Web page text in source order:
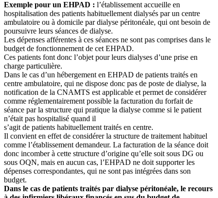
Exemple pour un EHPAD : l’établissement accueille en
hospitalisation des patients habituellement dialysés par un centre
ambulatoire ou à domicile par dialyse péritonéale, qui ont besoin de
poursuivre leurs séances de dialyse.
Les dépenses afférentes à ces séances ne sont pas comprises dans le
budget de fonctionnement de cet EHPAD.
Ces patients font donc l’objet pour leurs dialyses d’une prise en
charge particulière.
Dans le cas d’un hébergement en EHPAD de patients traités en
centre ambulatoire, qui ne dispose donc pas de poste de dialyse, la
notification de la CNAMTS est applicable et permet de considérer
comme réglementairement possible la facturation du forfait de
séance par la structure qui pratique la dialyse comme si le patient
n’était pas hospitalisé quand il
s’agit de patients habituellement traités en centre.
Il convient en effet de considérer la structure de traitement habituel
comme l’établissement demandeur. La facturation de la séance doit
donc incomber à cette structure d’origine qu’elle soit sous DG ou
sous OQN, mais en aucun cas, l’EHPAD ne doit supporter les
dépenses correspondantes, qui ne sont pas intégrées dans son
budget.
Dans le cas de patients traités par dialyse péritonéale, le recours